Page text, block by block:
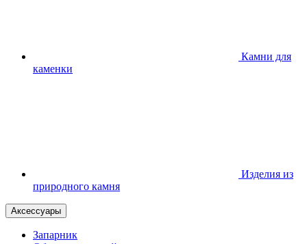
Камни для
каменки
Изделия из
природного камня
Аксессуары
Запарник